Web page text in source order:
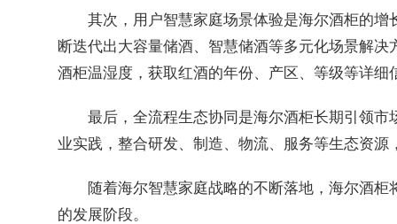
其次，用户智慧家庭场景体验是海尔酒柜的
断迭代出大容量储酒、智慧储酒等多元化场景解
酒柜温湿度，获取红酒的年份、产区、等级等详
最后，全流程生态协同是海尔酒柜长期引领
业实践，整合研发、制造、物流、服务等生态资
随着海尔智慧家庭战略的不断落地，海尔酒
的发展阶段。